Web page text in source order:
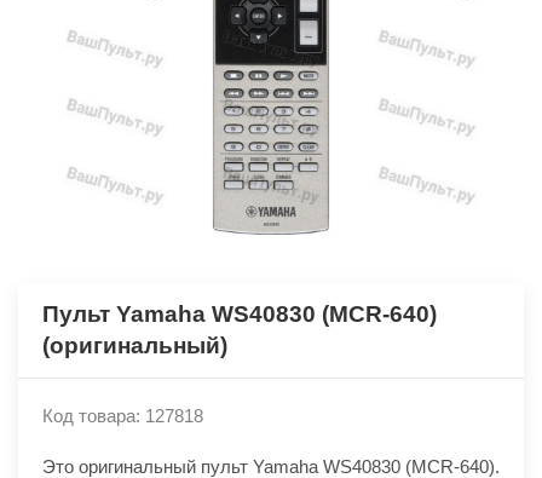
Пульт Yamaha WS40830 (MCR-640)
(оригинальный)
Код товара: 127818
Это оригинальный пульт Yamaha WS40830 (MCR-640).